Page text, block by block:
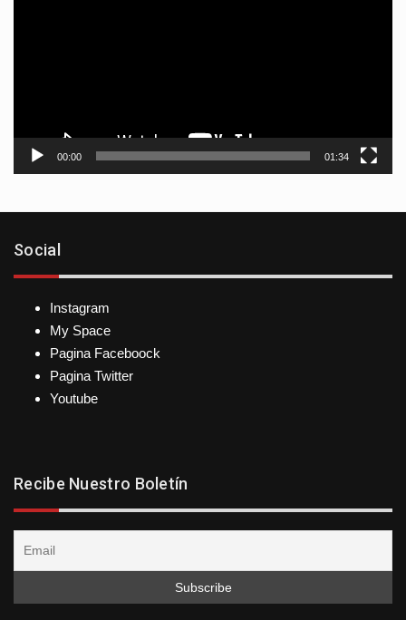
00:00 01:34
Social
Instagram
My Space
Pagina Faceboock
Pagina Twitter
Youtube
Recibe Nuestro Boletín